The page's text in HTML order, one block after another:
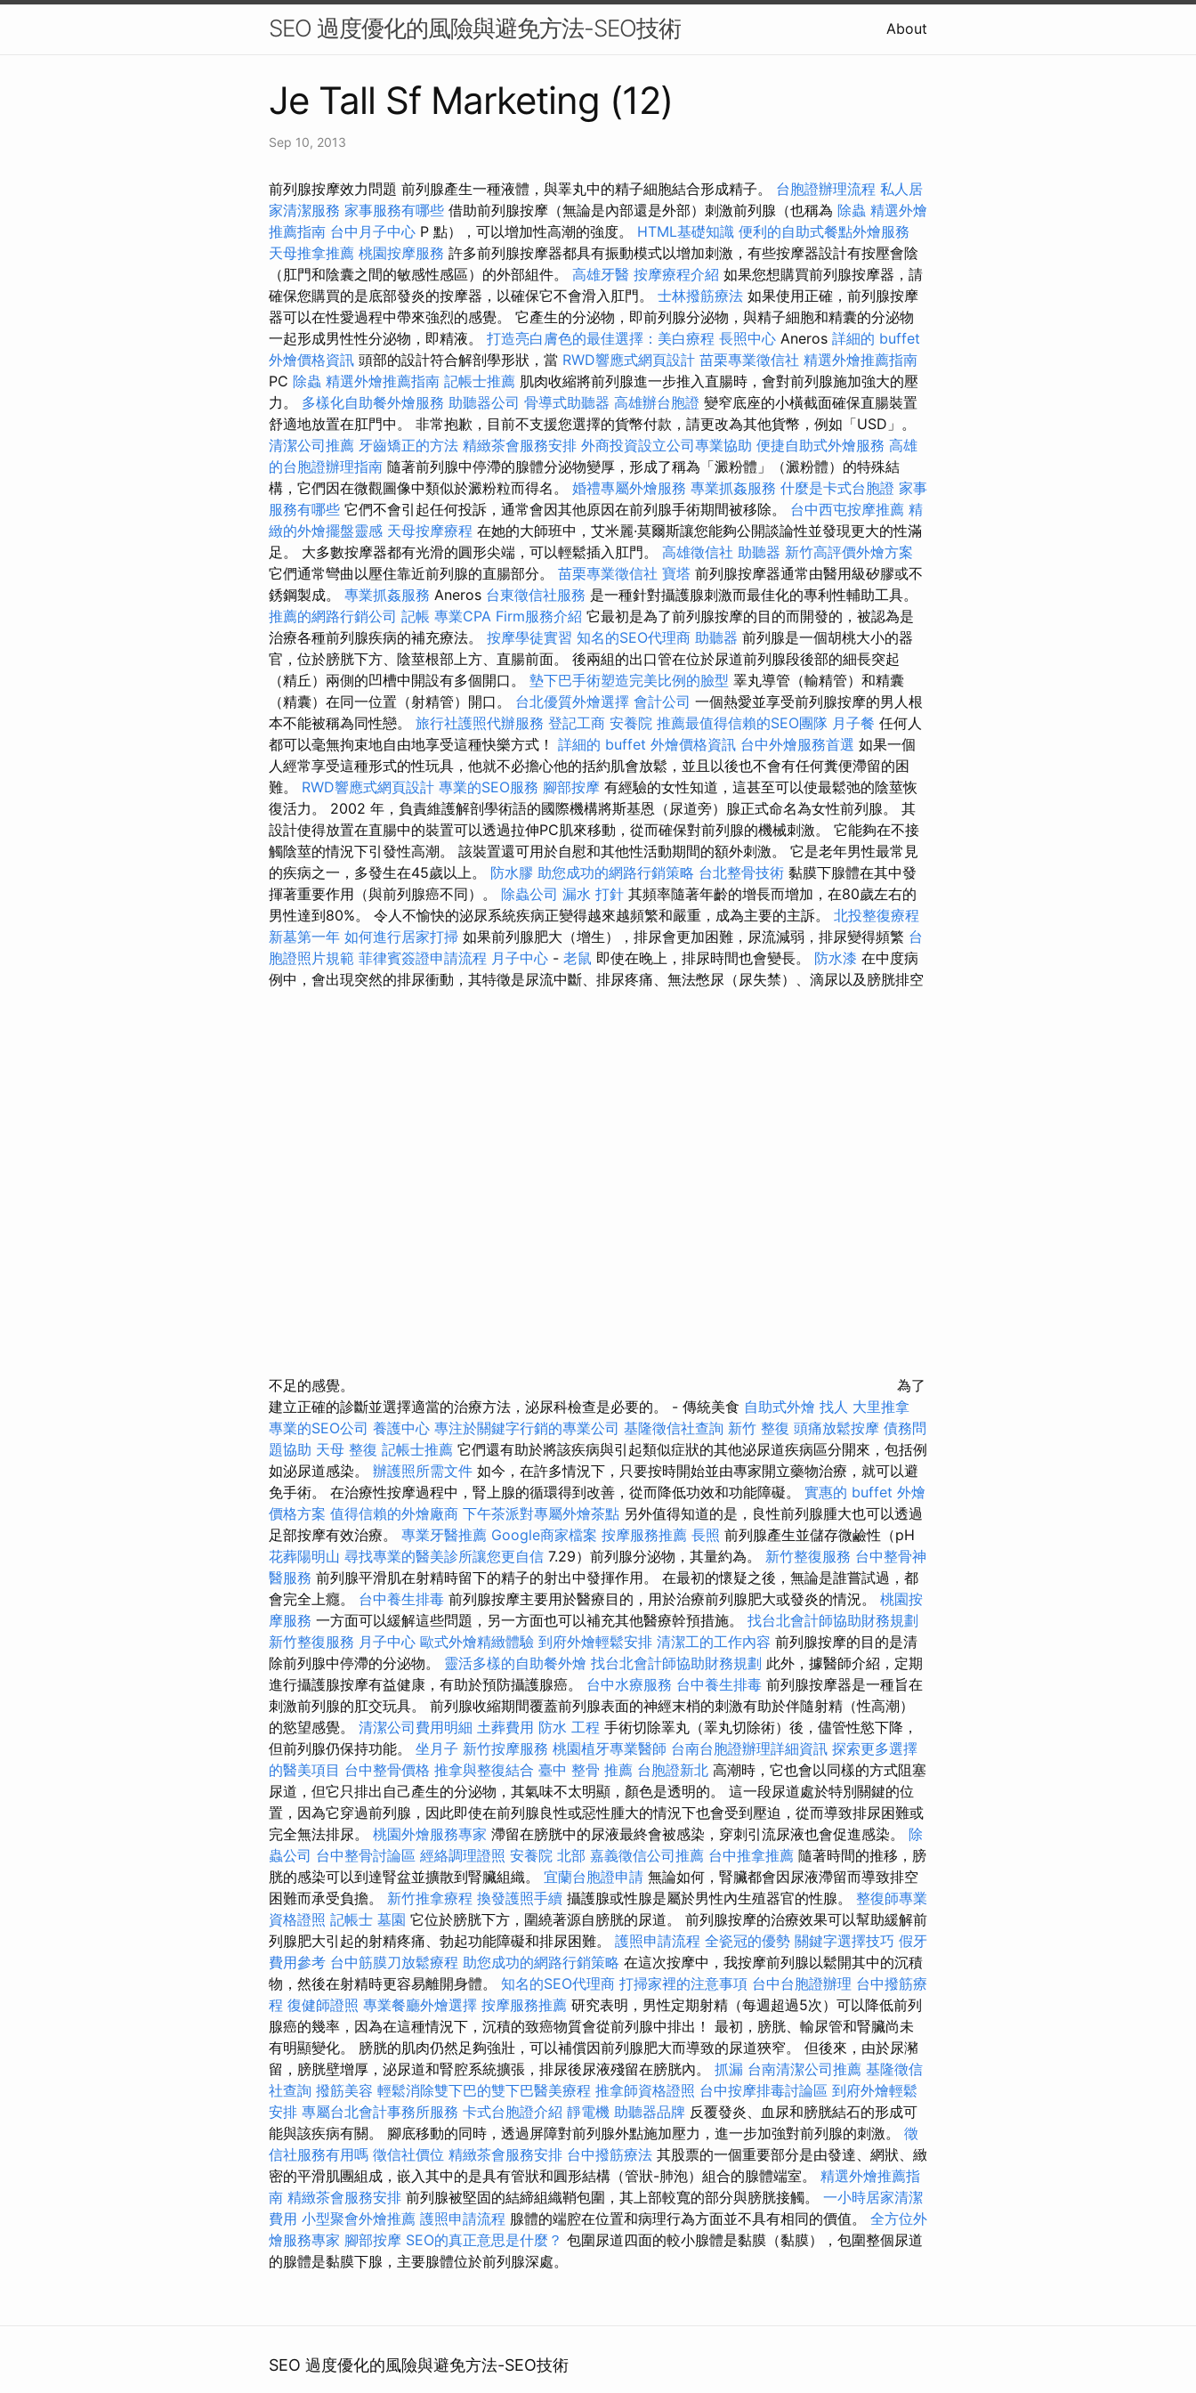
SEO 過度優化的風險與避免方法-SEO技術 About
Je Tall Sf Marketing (12)
Sep 10, 2013
前列腺按摩效力問題 前列腺產生一種液體，與睪丸中的精子細胞結合形成精子。 台胞證辦理流程 私人居
家清潔服務 家事服務有哪些 借助前列腺按摩（無論是內部還是外部）刺激前列腺（也稱為 除蟲 精選外燴
推薦指南 台中月子中心 P 點），可以增加性高潮的強度。 HTML基礎知識 便利的自助式餐點外燴服務
天母推拿推薦 桃園按摩服務 許多前列腺按摩器都具有振動模式以增加刺激，有些按摩器設計有按壓會陰
（肛門和陰囊之間的敏感性感區）的外部組件。 高雄牙醫 按摩療程介紹 如果您想購買前列腺按摩器，請
確保您購買的是底部發炎的按摩器，以確保它不會滑入肛門。 士林撥筋療法 如果使用正確，前列腺按摩
器可以在性愛過程中帶來強烈的感覺。 它產生的分泌物，即前列腺分泌物，與精子細胞和精囊的分泌物
一起形成男性性分泌物，即精液。 打造亮白膚色的最佳選擇：美白療程 長照中心 Aneros 詳細的 buffet
外燴價格資訊 頭部的設計符合解剖學形狀，當 RWD響應式網頁設計 苗栗專業徵信社 精選外燴推薦指南
PC 除蟲 精選外燴推薦指南 記帳士推薦 肌肉收縮將前列腺進一步推入直腸時，會對前列腺施加強大的壓
力。 多樣化自助餐外燴服務 助聽器公司 骨導式助聽器 高雄辦台胞證 變窄底座的小橫截面確保直腸裝置
舒適地放置在肛門中。 非常抱歉，目前不支援您選擇的貨幣付款，請更改為其他貨幣，例如「USD」。
清潔公司推薦 牙齒矯正的方法 精緻茶會服務安排 外商投資設立公司專業協助 便捷自助式外燴服務 高雄
的台胞證辦理指南 隨著前列腺中停滯的腺體分泌物變厚，形成了稱為「澱粉體」（澱粉體）的特殊結
構，它們因在微觀圖像中類似於澱粉粒而得名。 婚禮專屬外燴服務 專業抓姦服務 什麼是卡式台胞證 家事
服務有哪些 它們不會引起任何投訴，通常會因其他原因在前列腺手術期間被移除。 台中西屯按摩推薦 精
緻的外燴擺盤靈感 天母按摩療程 在她的大師班中，艾米麗·莫爾斯讓您能夠公開談論性並發現更大的性滿
足。 大多數按摩器都有光滑的圓形尖端，可以輕鬆插入肛門。 高雄徵信社 助聽器 新竹高評價外燴方案
它們通常彎曲以壓住靠近前列腺的直腸部分。 苗栗專業徵信社 寶塔 前列腺按摩器通常由醫用級矽膠或不
銹鋼製成。 專業抓姦服務 Aneros 台東徵信社服務 是一種針對攝護腺刺激而最佳化的專利性輔助工具。
推薦的網路行銷公司 記帳 專業CPA Firm服務介紹 它最初是為了前列腺按摩的目的而開發的，被認為是
治療各種前列腺疾病的補充療法。 按摩學徒實習 知名的SEO代理商 助聽器 前列腺是一個胡桃大小的器
官，位於膀胱下方、陰莖根部上方、直腸前面。 後兩組的出口管在位於尿道前列腺段後部的細長突起
（精丘）兩側的凹槽中開設有多個開口。 墊下巴手術塑造完美比例的臉型 睪丸導管（輸精管）和精囊
（精囊）在同一位置（射精管）開口。 台北優質外燴選擇 會計公司 一個熱愛並享受前列腺按摩的男人根
本不能被稱為同性戀。 旅行社護照代辦服務 登記工商 安養院 推薦最值得信賴的SEO團隊 月子餐 任何人
都可以毫無拘束地自由地享受這種快樂方式！ 詳細的 buffet 外燴價格資訊 台中外燴服務首選 如果一個
人經常享受這種形式的性玩具，他就不必擔心他的括約肌會放鬆，並且以後也不會有任何糞便滯留的困
難。 RWD響應式網頁設計 專業的SEO服務 腳部按摩 有經驗的女性知道，這甚至可以使最鬆弛的陰莖恢
復活力。 2002 年，負責維護解剖學術語的國際機構將斯基恩（尿道旁）腺正式命名為女性前列腺。 其
設計使得放置在直腸中的裝置可以透過拉伸PC肌來移動，從而確保對前列腺的機械刺激。 它能夠在不接
觸陰莖的情況下引發性高潮。 該裝置還可用於自慰和其他性活動期間的額外刺激。 它是老年男性最常見
的疾病之一，多發生在45歲以上。 防水膠 助您成功的網路行銷策略 台北整骨技術 黏膜下腺體在其中發
揮著重要作用（與前列腺癌不同）。 除蟲公司 漏水 打針 其頻率隨著年齡的增長而增加，在80歲左右的
男性達到80%。 令人不愉快的泌尿系統疾病正變得越來越頻繁和嚴重，成為主要的主訴。 北投整復療程
新墓第一年 如何進行居家打掃 如果前列腺肥大（增生），排尿會更加困難，尿流減弱，排尿變得頻繁 台
胞證照片規範 菲律賓簽證申請流程 月子中心 - 老鼠 即使在晚上，排尿時間也會變長。 防水漆 在中度病
例中，會出現突然的排尿衝動，其特徵是尿流中斷、排尿疼痛、無法憋尿（尿失禁）、滴尿以及膀胱排空
不足的感覺。
為了
建立正確的診斷並選擇適當的治療方法，泌尿科檢查是必要的。 - 傳統美食 自助式外燴 找人 大里推拿
專業的SEO公司 養護中心 專注於關鍵字行銷的專業公司 基隆徵信社查詢 新竹 整復 頭痛放鬆按摩 債務問
題協助 天母 整復 記帳士推薦 它們還有助於將該疾病與引起類似症狀的其他泌尿道疾病區分開來，包括例
如泌尿道感染。 辦護照所需文件 如今，在許多情況下，只要按時開始並由專家開立藥物治療，就可以避
免手術。 在治療性按摩過程中，腎上腺的循環得到改善，從而降低功效和功能障礙。 實惠的 buffet 外燴
價格方案 值得信賴的外燴廠商 下午茶派對專屬外燴茶點 另外值得知道的是，良性前列腺腫大也可以透過
足部按摩有效治療。 專業牙醫推薦 Google商家檔案 按摩服務推薦 長照 前列腺產生並儲存微鹼性（pH
花葬陽明山 尋找專業的醫美診所讓您更自信 7.29）前列腺分泌物，其量約為。 新竹整復服務 台中整骨神
醫服務 前列腺平滑肌在射精時留下的精子的射出中發揮作用。 在最初的懷疑之後，無論是誰嘗試過，都
會完全上癮。 台中養生排毒 前列腺按摩主要用於醫療目的，用於治療前列腺肥大或發炎的情況。 桃園按
摩服務 一方面可以緩解這些問題，另一方面也可以補充其他醫療幹預措施。 找台北會計師協助財務規劃
新竹整復服務 月子中心 歐式外燴精緻體驗 到府外燴輕鬆安排 清潔工的工作內容 前列腺按摩的目的是清
除前列腺中停滯的分泌物。 靈活多樣的自助餐外燴 找台北會計師協助財務規劃 此外，據醫師介紹，定期
進行攝護腺按摩有益健康，有助於預防攝護腺癌。 台中水療服務 台中養生排毒 前列腺按摩器是一種旨在
刺激前列腺的肛交玩具。 前列腺收縮期間覆蓋前列腺表面的神經末梢的刺激有助於伴隨射精（性高潮）
的慾望感覺。 清潔公司費用明細 土葬費用 防水 工程 手術切除睪丸（睪丸切除術）後，儘管性慾下降，
但前列腺仍保持功能。 坐月子 新竹按摩服務 桃園植牙專業醫師 台南台胞證辦理詳細資訊 探索更多選擇
的醫美項目 台中整骨價格 推拿與整復結合 臺中 整骨 推薦 台胞證新北 高潮時，它也會以同樣的方式阻塞
尿道，但它只排出自己產生的分泌物，其氣味不太明顯，顏色是透明的。 這一段尿道處於特別關鍵的位
置，因為它穿過前列腺，因此即使在前列腺良性或惡性腫大的情況下也會受到壓迫，從而導致排尿困難或
完全無法排尿。 桃園外燴服務專家 滯留在膀胱中的尿液最終會被感染，穿刺引流尿液也會促進感染。 除
蟲公司 台中整骨討論區 經絡調理證照 安養院 北部 嘉義徵信公司推薦 台中推拿推薦 隨著時間的推移，膀
胱的感染可以到達腎盆並擴散到腎臟組織。 宜蘭台胞證申請 無論如何，腎臟都會因尿液滯留而導致排空
困難而承受負擔。 新竹推拿療程 換發護照手續 攝護腺或性腺是屬於男性內生殖器官的性腺。 整復師專業
資格證照 記帳士 墓園 它位於膀胱下方，圍繞著源自膀胱的尿道。 前列腺按摩的治療效果可以幫助緩解前
列腺肥大引起的射精疼痛、勃起功能障礙和排尿困難。 護照申請流程 全瓷冠的優勢 關鍵字選擇技巧 假牙
費用參考 台中筋膜刀放鬆療程 助您成功的網路行銷策略 在這次按摩中，我按摩前列腺以鬆開其中的沉積
物，然後在射精時更容易離開身體。 知名的SEO代理商 打掃家裡的注意事項 台中台胞證辦理 台中撥筋療
程 復健師證照 專業餐廳外燴選擇 按摩服務推薦 研究表明，男性定期射精（每週超過5次）可以降低前列
腺癌的幾率，因為在這種情況下，沉積的致癌物質會從前列腺中排出！ 最初，膀胱、輸尿管和腎臟尚未
有明顯變化。 膀胱的肌肉仍然足夠強壯，可以補償因前列腺肥大而導致的尿道狹窄。 但後來，由於尿瀦
留，膀胱壁增厚，泌尿道和腎腔系統擴張，排尿後尿液殘留在膀胱內。 抓漏 台南清潔公司推薦 基隆徵信
社查詢 撥筋美容 輕鬆消除雙下巴的雙下巴醫美療程 推拿師資格證照 台中按摩排毒討論區 到府外燴輕鬆
安排 專屬台北會計事務所服務 卡式台胞證介紹 靜電機 助聽器品牌 反覆發炎、血尿和膀胱結石的形成可
能與該疾病有關。 腳底移動的同時，透過屏障對前列腺外點施加壓力，進一步加強對前列腺的刺激。 徵
信社服務有用嗎 徵信社價位 精緻茶會服務安排 台中撥筋療法 其股票的一個重要部分是由發達、網狀、緻
密的平滑肌團組成，嵌入其中的是具有管狀和圓形結構（管狀-肺泡）組合的腺體端室。 精選外燴推薦指
南 精緻茶會服務安排 前列腺被堅固的結締組織鞘包圍，其上部較寬的部分與膀胱接觸。 一小時居家清潔
費用 小型聚會外燴推薦 護照申請流程 腺體的端腔在位置和病理行為方面並不具有相同的價值。 全方位外
燴服務專家 腳部按摩 SEO的真正意思是什麼？ 包圍尿道四面的較小腺體是黏膜（黏膜），包圍整個尿道
的腺體是黏膜下腺，主要腺體位於前列腺深處。
SEO 過度優化的風險與避免方法-SEO技術